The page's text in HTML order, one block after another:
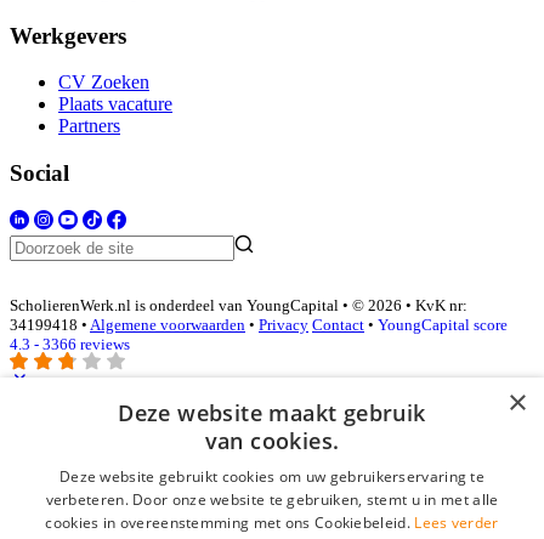
Werkgevers
CV Zoeken
Plaats vacature
Partners
Social
ScholierenWerk.nl is onderdeel van YoungCapital • © 2026 • KvK nr:
34199418 • Algemene voorwaarden • Privacy Contact • YoungCapital score
4.3 - 3366 reviews
E-mail*
Wachtwoord
×
Deze website maakt gebruik
van cookies.
Deze website gebruikt cookies om uw gebruikerservaring te
verbeteren. Door onze website te gebruiken, stemt u in met alle
cookies in overeenstemming met ons Cookiebeleid. Lees verder